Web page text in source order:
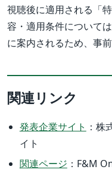
視聴後に適用される「
容・適用条件について
に案内されるため、事
関連リンク
発表企業サイト ：株
イト
関連ページ ：F&M